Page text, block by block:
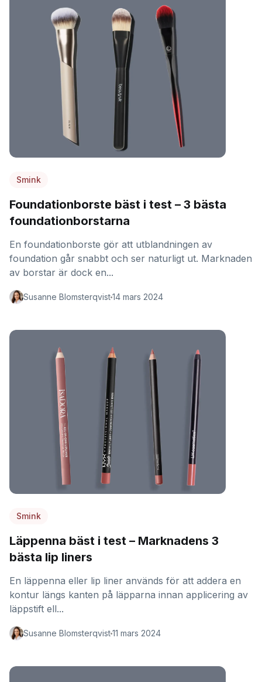
Smink
Foundationborste bäst i test – 3 bästa
foundationborstarna
En foundationborste gör att utblandningen av
foundation går snabbt och ser naturligt ut. Marknaden
av borstar är dock en...
Susanne Blomsterqvist14 mars 2024
Smink
Läppenna bäst i test – Marknadens 3
bästa lip liners
En läppenna eller lip liner används för att addera en
kontur längs kanten på läpparna innan applicering av
läppstift ell...
Susanne Blomsterqvist11 mars 2024